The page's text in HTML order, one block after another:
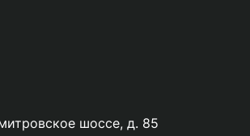
шоссе, д. 85